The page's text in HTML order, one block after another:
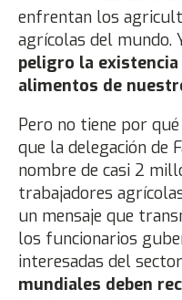
enfrentan los
agrícolas del mundo.
peligro la
alimentos de
Pero no tiene por
que la delegación de
nombre de casi 2
trabajadores
un mensaje que
los funcionarios
interesadas del
mundiales deben